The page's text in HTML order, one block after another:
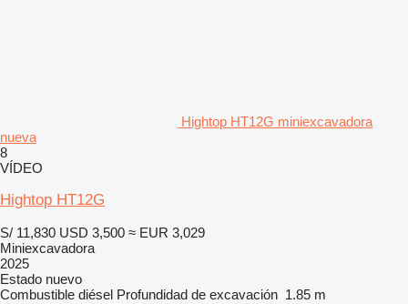
Hightop HT12G miniexcavadora
nueva
8
VÍDEO
Hightop HT12G
S/ 11,830 USD 3,500 ≈ EUR 3,029
Miniexcavadora
2025
Estado nuevo
Combustible diésel Profundidad de excavación 1.85 m